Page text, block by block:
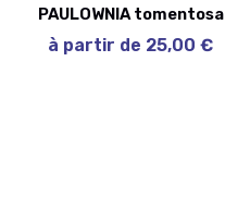
PAULOWNIA tomentosa
à partir de 25,00 €